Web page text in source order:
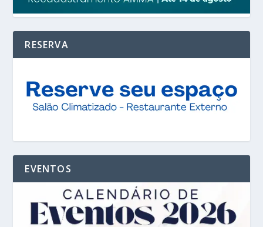
RESERVA
EVENTOS